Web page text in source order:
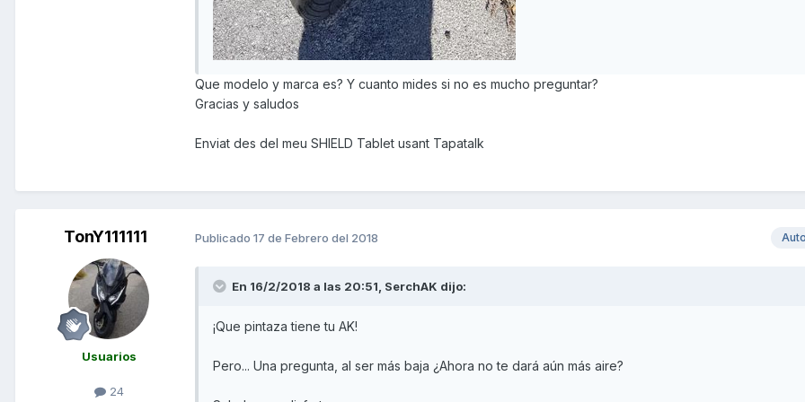
Que modelo y marca es? Y cuanto mides si no es mucho preguntar?
Gracias y saludos
Enviat des del meu SHIELD Tablet usant Tapatalk
TonY111111
Usuarios
24
Publicado 17 de Febrero del 2018
En 16/2/2018 a las 20:51, SerchAK dijo:
¡Que pintaza tiene tu AK!
Pero... Una pregunta, al ser más baja ¿Ahora no te dará aún más aire?